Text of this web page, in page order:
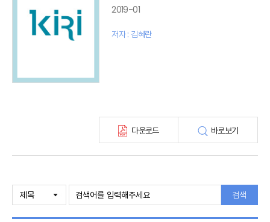
특별기고(종간)
고령화리뷰 모음집(종간)
테마진단(종간)
최신보험정보
해외보험금융동향(종간)
2019-01
저자 : 김혜란
다운로드 바로보기
검색